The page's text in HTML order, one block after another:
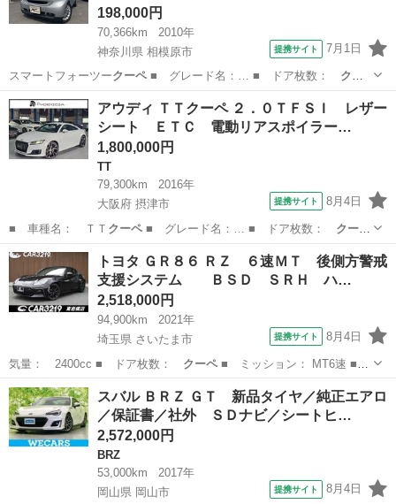
198,000円
70,366km
2010年
神奈川県 相模原市
提携サイト 7月1日
スマートフォーツークーペ ■ グレード名：… ■ ドア枚数： クー
ペ■ ミッション：…
神奈川 相模原市 その他
アウディ ＴＴクーペ ２．０ＴＦＳＩ レザー
シート ＥＴＣ 電動リアスポイラー…
1,800,000円
TT
79,300km
2016年
大阪府 摂津市
提携サイト 8月4日
■ 車種名： ＴＴ クーペ ■ グレード名：… ■ ドア枚数： クーペ
■ ミッション：…
大阪 摂津市 TT
トヨタ ＧＲ８６ ＲＺ ６速ＭＴ 後側方警戒
支援システム ＢＳＤ ＳＲＨ ハ…
2,518,000円
94,900km
2021年
埼玉県 さいたま市
提携サイト 8月4日
気量： 2400cc ■ ドア枚数： クーペ■ ミッション： MT6速 ■
店舗…
埼玉 さいたま市
スバル ＢＲＺ ＧＴ 新品タイヤ／純正エアロ
／保証書／社外 ＳＤナビ／シートヒ…
2,572,000円
BRZ
53,000km
2017年
岡山県 岡山市
提携サイト 8月4日